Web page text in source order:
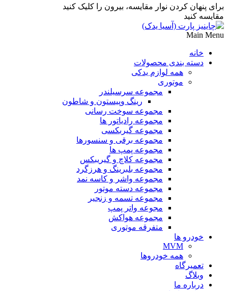
برای پنهان کردن نوار مقایسه، بیرون را کلیک کنید
مقایسه کنید
Main Menu
خانه
دسته بندی محصولات
همه لوازم یدکی
موتوری
مجموعه سرسیلندر
رینگ وپیستون و شاطون
مجموعه سوخت رسانی
مجموعه رادیاتور ها
مجموعه گیربکسی
مجموعه برقی و سنسورها
مجموعه پمپ ها
مجموعه کلاچ و گیریبکس
مجموعه بلبرینگ و هرزگرد
مجموعه واشر و کاسه نمد
مجموعه دسته موتور
مجموعه تسمه و زنجیر
مجوعه واتر پمپ
مجموعه هواکش
متفرقه موتوری
خودرو ها
MVM
همه خودروها
تعمیرگاه
وبلاگ
درباره ما